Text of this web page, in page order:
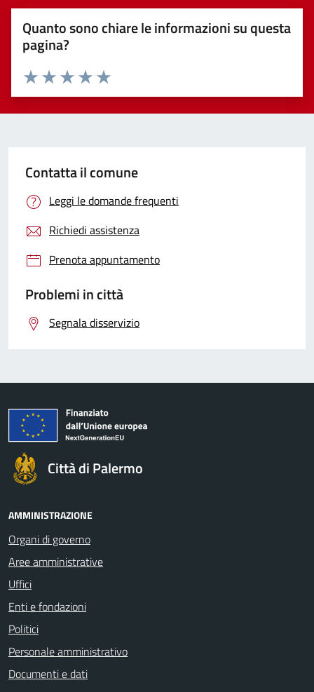
Quanto sono chiare le informazioni su questa
pagina?
Valuta 5 stelle su 5
Valuta 4 stelle su 5
Valuta 3 stelle su 5
Valuta 2 stelle su 5
Valuta 1 stelle su 5
Contatta il comune
Leggi le domande frequenti
Richiedi assistenza
Prenota appuntamento
Problemi in città
Segnala disservizio
Città di Palermo
AMMINISTRAZIONE
Organi di governo
Aree amministrative
Uffici
Enti e fondazioni
Politici
Personale amministrativo
Documenti e dati